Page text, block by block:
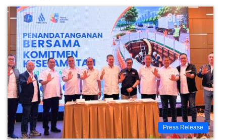
Press Release